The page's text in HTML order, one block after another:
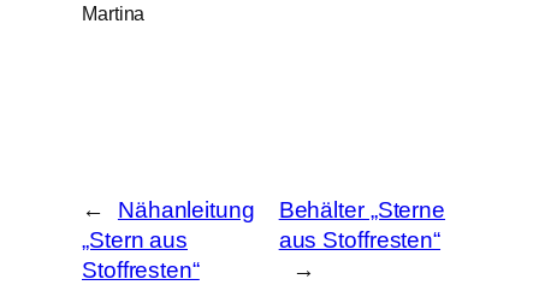
Martina
←
Nähanleitung
„Stern aus
Stoffresten“
Behälter „Sterne
aus Stoffresten“
→